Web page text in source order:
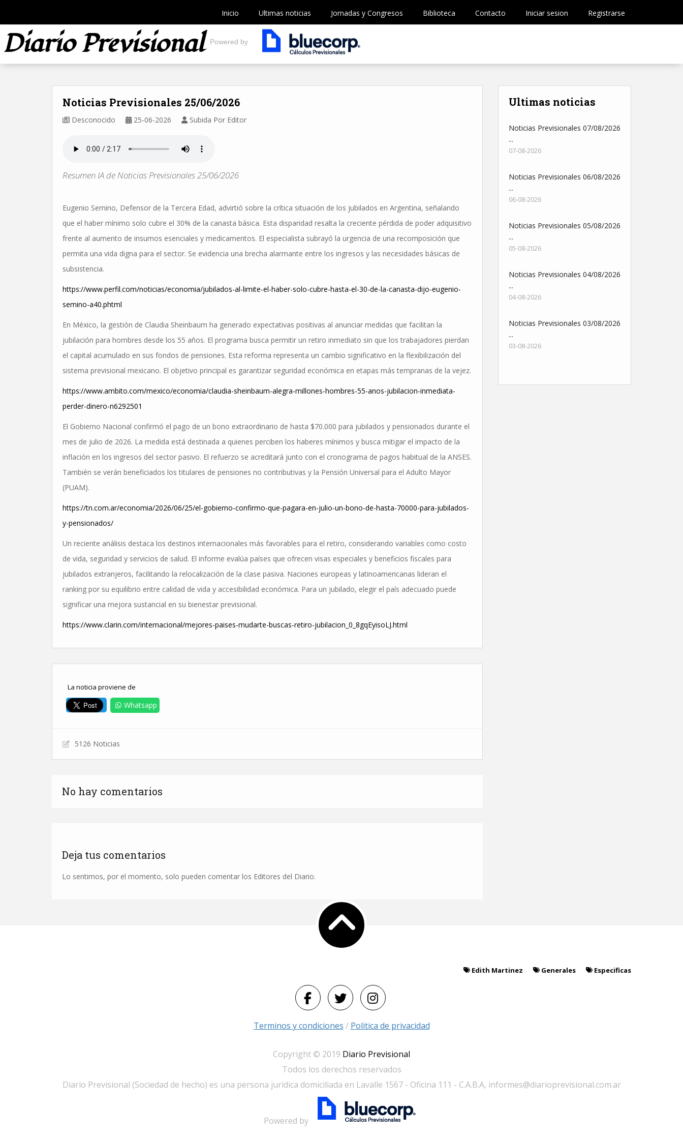
Inicio Ultimas noticias Jornadas y Congresos Biblioteca Contacto Iniciar sesion Registrarse
Diario Previsional Powered by
Noticias Previsionales 25/06/2026
Desconocido 25-06-2026 Subida Por Editor
Resumen IA de Noticias Previsionales 25/06/2026
Eugenio Semino, Defensor de la Tercera Edad, advirtió sobre la crítica situación de los jubilados en Argentina, señalando
que el haber mínimo solo cubre el 30% de la canasta básica. Esta disparidad resalta la creciente pérdida de poder adquisitivo
frente al aumento de insumos esenciales y medicamentos. El especialista subrayó la urgencia de una recomposición que
permita una vida digna para el sector. Se evidencia una brecha alarmante entre los ingresos y las necesidades básicas de
subsistencia.
https://www.perfil.com/noticias/economia/jubilados-al-limite-el-haber-solo-cubre-hasta-el-30-de-la-canasta-dijo-eugenio-
semino-a40.phtml
En México, la gestión de Claudia Sheinbaum ha generado expectativas positivas al anunciar medidas que facilitan la
jubilación para hombres desde los 55 años. El programa busca permitir un retiro inmediato sin que los trabajadores pierdan
el capital acumulado en sus fondos de pensiones. Esta reforma representa un cambio significativo en la flexibilización del
sistema previsional mexicano. El objetivo principal es garantizar seguridad económica en etapas más tempranas de la vejez.
https://www.ambito.com/mexico/economia/claudia-sheinbaum-alegra-millones-hombres-55-anos-jubilacion-inmediata-
perder-dinero-n6292501
El Gobierno Nacional confirmó el pago de un bono extraordinario de hasta $70.000 para jubilados y pensionados durante el
mes de julio de 2026. La medida está destinada a quienes perciben los haberes mínimos y busca mitigar el impacto de la
inflación en los ingresos del sector pasivo. El refuerzo se acreditará junto con el cronograma de pagos habitual de la ANSES.
También se verán beneficiados los titulares de pensiones no contributivas y la Pensión Universal para el Adulto Mayor
(PUAM).
https://tn.com.ar/economia/2026/06/25/el-gobierno-confirmo-que-pagara-en-julio-un-bono-de-hasta-70000-para-jubilados-
y-pensionados/
Un reciente análisis destaca los destinos internacionales más favorables para el retiro, considerando variables como costo
de vida, seguridad y servicios de salud. El informe evalúa países que ofrecen visas especiales y beneficios fiscales para
jubilados extranjeros, facilitando la relocalización de la clase pasiva. Naciones europeas y latinoamericanas lideran el
ranking por su equilibrio entre calidad de vida y accesibilidad económica. Para un jubilado, elegir el país adecuado puede
significar una mejora sustancial en su bienestar previsional.
https://www.clarin.com/internacional/mejores-paises-mudarte-buscas-retiro-jubilacion_0_8gqEyisoLJ.html
La noticia proviene de
Whatsapp
5126 Noticias
No hay comentarios
Deja tus comentarios
Lo sentimos, por el momento, solo pueden comentar los Editores del Diario.
Ultimas noticias
Noticias Previsionales 07/08/2026
...
07-08-2026
Noticias Previsionales 06/08/2026
...
06-08-2026
Noticias Previsionales 05/08/2026
...
05-08-2026
Noticias Previsionales 04/08/2026
...
04-08-2026
Noticias Previsionales 03/08/2026
...
03-08-2026
Especificas
Generales
Edith Martinez
Terminos y condiciones / Politica de privacidad
Copyright © 2019 Diario Previsional
Todos los derechos reservados
Diario Previsional (Sociedad de hecho) es una persona jurídica domiciliada en Lavalle 1567 - Oficina 111 - C.A.B.A, informes@diarioprevisional.com.ar
Powered by